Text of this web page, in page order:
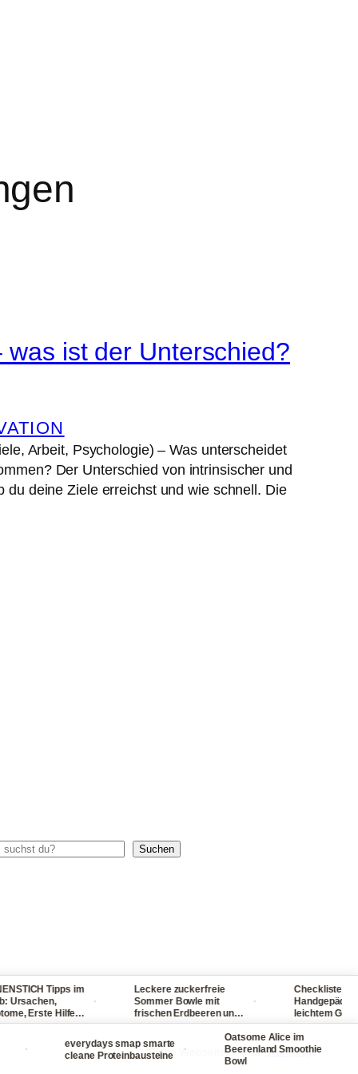
ist der Unterschied?
Arbeit, Psychologie) – Was unterscheidet
Der Unterschied von intrinsischer und
deine Ziele erreichst und wie schnell. Die
Suchen
Diese Webseite enthältWerbung
Tipps im
Erste Hilfe
Leckere zuckerfreie
Sommer Bowle mit
frischen Erdbeeren und
Waldmeister ganz
Checkliste für dein
Handgepäck -
leichtem Gepäck!
packst du nie
viel ein
everydays smap smarte
cleane Proteinbausteine
·
Oatsome Alice im
Beerenland Smoothie
Bowl